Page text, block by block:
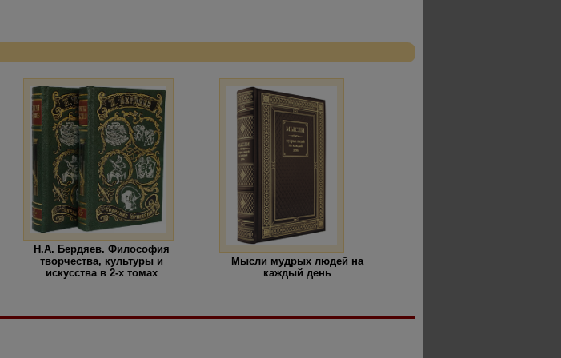
Н.А. Бердяев. Философия
творчества, культуры и
искусства в 2-х томах
Мысли мудрых людей на
каждый день